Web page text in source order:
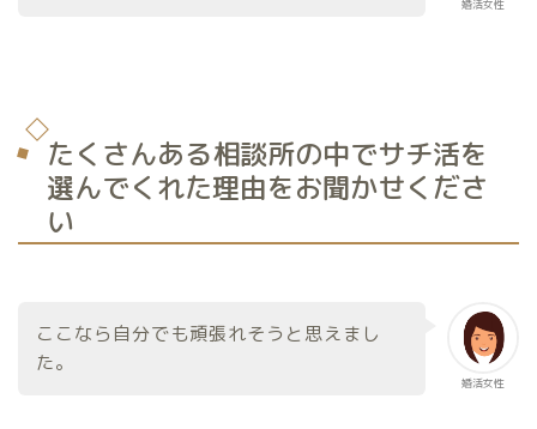
婚活女性
たくさんある相談所の中でサチ活を
選んでくれた理由をお聞かせくださ
い
婚活女性
ここなら自分でも頑張れそうと思えまし
た。